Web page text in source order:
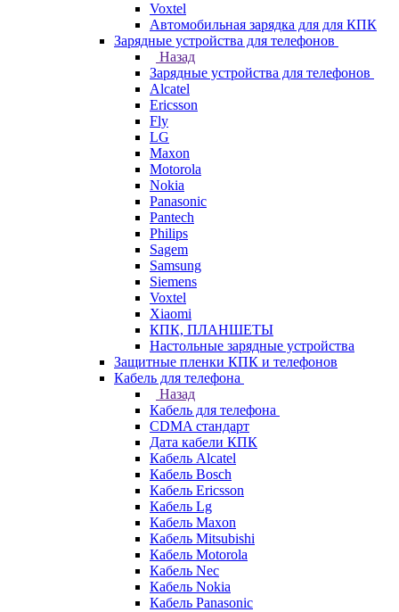
Voxtel
Автомобильная зарядка для для КПК
Зарядные устройства для телефонов
Назад
Зарядные устройства для телефонов
Alcatel
Ericsson
Fly
LG
Maxon
Motorola
Nokia
Panasonic
Pantech
Philips
Sagem
Samsung
Siemens
Voxtel
Xiaomi
КПК, ПЛАНШЕТЫ
Настольные зарядные устройства
Защитные пленки КПК и телефонов
Кабель для телефона
Назад
Кабель для телефона
CDMA стандарт
Дата кабели КПК
Кабель Alcatel
Кабель Bosch
Кабель Ericsson
Кабель Lg
Кабель Maxon
Кабель Mitsubishi
Кабель Motorola
Кабель Nec
Кабель Nokia
Кабель Panasonic